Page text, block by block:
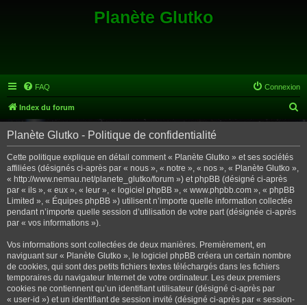
Planète Glutko
FAQ Connexion
Index du forum
e
Planète Glutko - Politique de confidentialité
Cette politique explique en détail comment « Planète Glutko » et ses sociétés
affiliées (désignés ci-après par « nous », « notre », « nos », « Planète Glutko »,
« http://www.nemau.net/planete_glutko/forum ») et phpBB (désigné ci-après
par « ils », « eux », « leur », « logiciel phpBB », « www.phpbb.com », « phpBB
Limited », « Équipes phpBB ») utilisent n’importe quelle information collectée
pendant n’importe quelle session d’utilisation de votre part (désignée ci-après
par « vos informations »).
Vos informations sont collectées de deux manières. Premièrement, en
naviguant sur « Planète Glutko », le logiciel phpBB créera un certain nombre
de cookies, qui sont des petits fichiers textes téléchargés dans les fichiers
temporaires du navigateur Internet de votre ordinateur. Les deux premiers
cookies ne contiennent qu’un identifiant utilisateur (désigné ci-après par
« user-id ») et un identifiant de session invité (désigné ci-après par « session-